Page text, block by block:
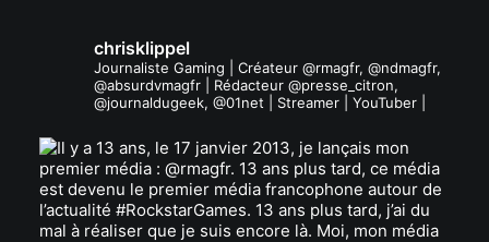
chrisklippel
Journaliste Gaming | Créateur @rmagfr, @ndmagfr,
@absurdvmagfr | Rédacteur @presse_citron,
@journaldugeek, @01net | Streamer | YouTuber |